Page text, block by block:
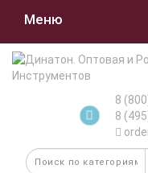
Меню
8
8